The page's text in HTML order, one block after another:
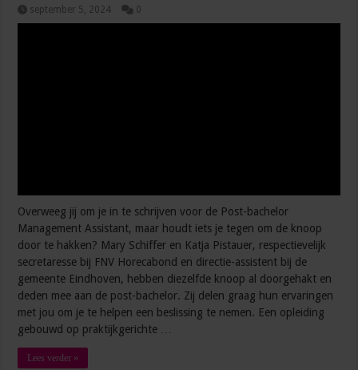
september 5, 2024 0
Overweeg jij om je in te schrijven voor de Post-bachelor
Management Assistant, maar houdt iets je tegen om de knoop
door te hakken? Mary Schiffer en Katja Pistauer, respectievelijk
secretaresse bij FNV Horecabond en directie-assistent bij de
gemeente Eindhoven, hebben diezelfde knoop al doorgehakt en
deden mee aan de post-bachelor. Zij delen graag hun ervaringen
met jou om je te helpen een beslissing te nemen. Een opleiding
gebouwd op praktijkgerichte …
Lees verder »